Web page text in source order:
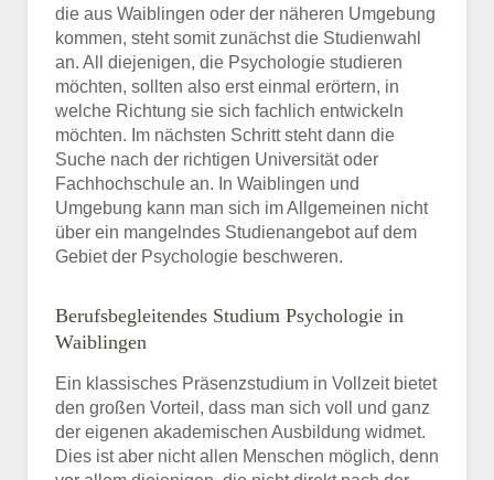
die aus Waiblingen oder der näheren Umgebung
kommen, steht somit zunächst die Studienwahl
an. All diejenigen, die Psychologie studieren
möchten, sollten also erst einmal erörtern, in
welche Richtung sie sich fachlich entwickeln
möchten. Im nächsten Schritt steht dann die
Suche nach der richtigen Universität oder
Fachhochschule an. In Waiblingen und
Umgebung kann man sich im Allgemeinen nicht
über ein mangelndes Studienangebot auf dem
Gebiet der Psychologie beschweren.
Berufsbegleitendes Studium Psychologie in
Waiblingen
Ein klassisches Präsenzstudium in Vollzeit bietet
den großen Vorteil, dass man sich voll und ganz
der eigenen akademischen Ausbildung widmet.
Dies ist aber nicht allen Menschen möglich, denn